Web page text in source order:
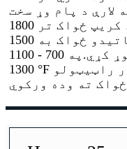
لارې د پام وړ سخت
کیدی شي.سړه کار کول به د کریپ ځواک تر 1800 °F
پورې لوړ کړي او د فشار ماتیدو ځواک به 1500 °F
ته لوړ کړي.په 700 - 1100 °F کې د فشار زړښت د
1300 °F څخه ښکته د کریپ او فشار راټیټولو